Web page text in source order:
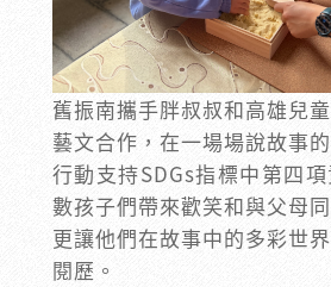
舊振南攜手胖叔叔和高雄兒
藝文合作，在一場場說故事
行動支持SDGs指標中第四
數孩子們帶來歡笑和與父母
更讓他們在故事中的多彩世
閱歷。